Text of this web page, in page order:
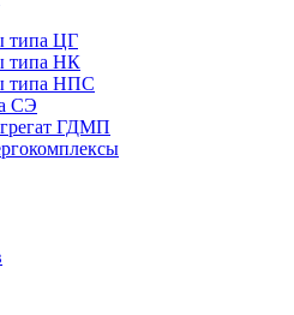
типа ЦГ
типа НК
типа НПС
СЭ
ГДМП